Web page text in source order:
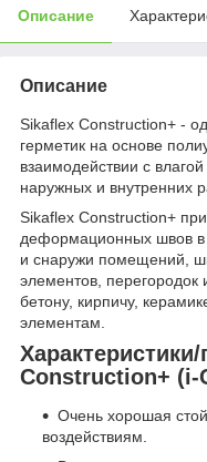
Описание
Описание
Sikaflex Construction+ -
герметик на основе
взаимодействии с
наружных и внутренних
Sikaflex Construction+
деформационных швов в
и снаружи помещений,
элементов, перегородок
бетону, кирпичу,
элементам.
Construction+ (i-
Очень хорошая
воздействиям.